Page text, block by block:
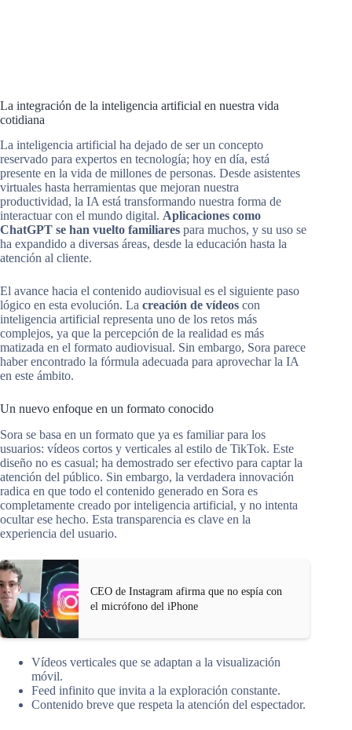
La integración de la inteligencia artificial en nuestra vida
cotidiana
La inteligencia artificial ha dejado de ser un concepto
reservado para expertos en tecnología; hoy en día, está
presente en la vida de millones de personas. Desde asistentes
virtuales hasta herramientas que mejoran nuestra
productividad, la IA está transformando nuestra forma de
interactuar con el mundo digital. Aplicaciones como
ChatGPT se han vuelto familiares para muchos, y su uso se
ha expandido a diversas áreas, desde la educación hasta la
atención al cliente.
El avance hacia el contenido audiovisual es el siguiente paso
lógico en esta evolución. La creación de vídeos con
inteligencia artificial representa uno de los retos más
complejos, ya que la percepción de la realidad es más
matizada en el formato audiovisual. Sin embargo, Sora parece
haber encontrado la fórmula adecuada para aprovechar la IA
en este ámbito.
Un nuevo enfoque en un formato conocido
Sora se basa en un formato que ya es familiar para los
usuarios: vídeos cortos y verticales al estilo de TikTok. Este
diseño no es casual; ha demostrado ser efectivo para captar la
atención del público. Sin embargo, la verdadera innovación
radica en que todo el contenido generado en Sora es
completamente creado por inteligencia artificial, y no intenta
ocultar ese hecho. Esta transparencia es clave en la
experiencia del usuario.
CEO de Instagram afirma que no espía con
el micrófono del iPhone
Vídeos verticales que se adaptan a la visualización
móvil.
Feed infinito que invita a la exploración constante.
Contenido breve que respeta la atención del espectador.